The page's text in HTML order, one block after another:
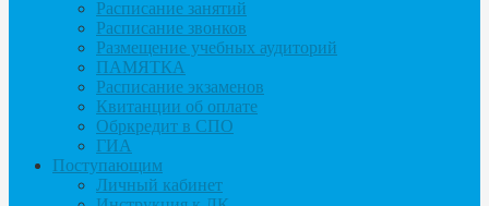
Расписание занятий
Расписание звонков
Размещение учебных аудиторий
ПАМЯТКА
Расписание экзаменов
Квитанции об оплате
Обркредит в СПО
ГИА
Поступающим
Личный кабинет